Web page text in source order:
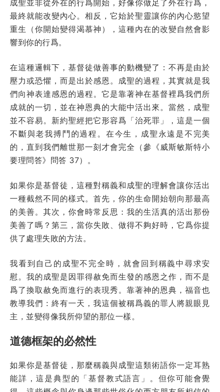
成聖並非從外在的行爲開始，好像你做足了外在行爲，
最終就能改變內心。相反，它始於聖靈讓你的內心慾望
重生（你開始變得渴慕神），這種內在的改變自然會影
響到你的行爲。
在這種邏輯下，基督徒做善事的動機變了：不再是由於
壓力或恐懼，而是出於感恩。成聖的過程，其實就是我
們向神表達感恩的過程。它是靠著神在基督裡爲我們所
成就的一切，並在神恩典的大能中活出來。當然，成聖
並不容易。新約聖經把它形容爲「治死罪」，這是一個
不斷與老我搏鬥的過程。在今生，成聖永遠是不完美
的，直到我們離世那一刻才會完全（參《威斯敏斯特小
要理問答》問答 37）。
如果你是基督徒，這種對稱義和成聖的理解會讓你活出
一種截然不同的樣式。首先，你的生命開始朝向那最高
的美善。其次，你會時常反思：我的生活真的活出那份
美善了嗎？第三，當你失敗、做得不夠好時，它爲你提
供了處理失敗的方法。
我看到自己的成聖不完全時，就會回到稱義中尋求安
慰。我的成聖是因罪得赦免而生發的感恩之作，而不是
爲了換取赦免而進行的表現秀。靠著神的恩典，福音也
教導我們：終有一天，我這個被稱爲義的罪人將親眼見
主，並變得像我所仰望的那位一樣。
道德框架的必然性
如果你是基督徒，那麼稱義與成聖這類術語你一定耳熟
能詳，這是典型的「基督教式語言」。但你可能會覺